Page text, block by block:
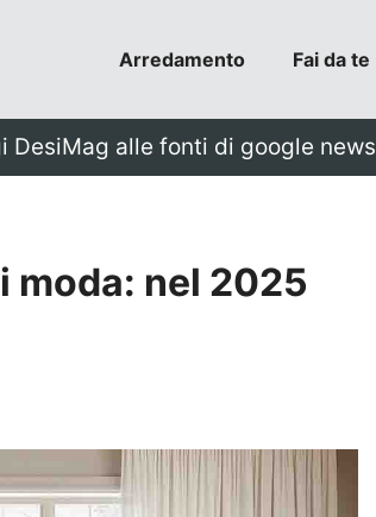
Arredamento Fai da te
DesiMag alle fonti di google news
moda: nel 2025